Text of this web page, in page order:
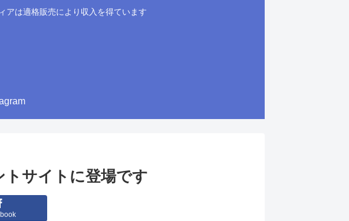
アは適格販売により収入を得ています
トサイトに登場です